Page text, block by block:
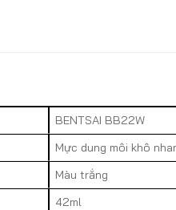
BENTSAI BB22W
Mực dung môi khô
Màu trắng
42ml